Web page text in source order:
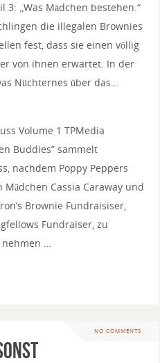
„Was Mädchen bestehen.“
die illegalen Brownies
fest, dass sie einen völlig
von ihnen erwartet. In der
Nüchternes über das…
Volume 1 TPMedia
Buddies” sammelt
nachdem Poppy Peppers
Cassia Caraway und
Brownie Fundraisiser,
Fundraiser, zu
…
NO COMMENTS